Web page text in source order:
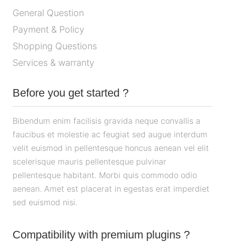
General Question
Payment & Policy
Shopping Questions
Services & warranty
Before you get started ?
Bibendum enim facilisis gravida neque convallis a
faucibus et molestie ac feugiat sed augue interdum
velit euismod in pellentesque honcus aenean vel elit
scelerisque mauris pellentesque pulvinar
pellentesque habitant. Morbi quis commodo odio
aenean. Amet est placerat in egestas erat imperdiet
sed euismod nisi.
Compatibility with premium plugins ?